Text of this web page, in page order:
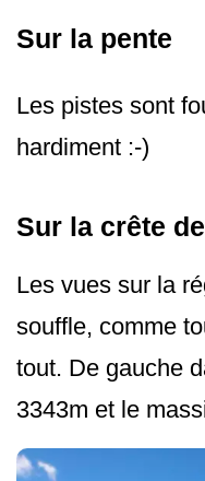
Sur la pente
Les pistes sont
hardiment :-)
Sur la crête
Les vues sur la
souffle, comme
tout. De gauche
3343m et le